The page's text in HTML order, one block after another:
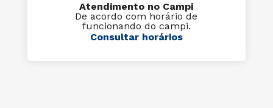
Atendimento no Campi
De acordo com horário de
funcionando do campi.
Consultar horários